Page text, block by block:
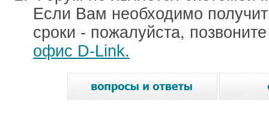
Если Вам необходимо
сроки - пожалуйста,
офис D-Link.